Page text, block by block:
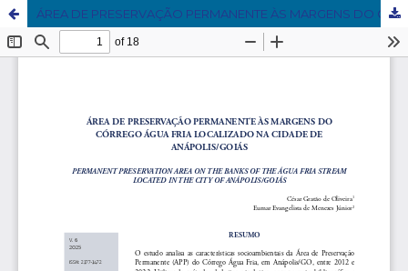
ÁREA DE PRESERVAÇÃO PERMANENTE ÀS MARGENS DO CÓRREGO ÁGUA FRIA LOCALIZADO NA CIDADE DE ANÁPOLIS/GOIÁS